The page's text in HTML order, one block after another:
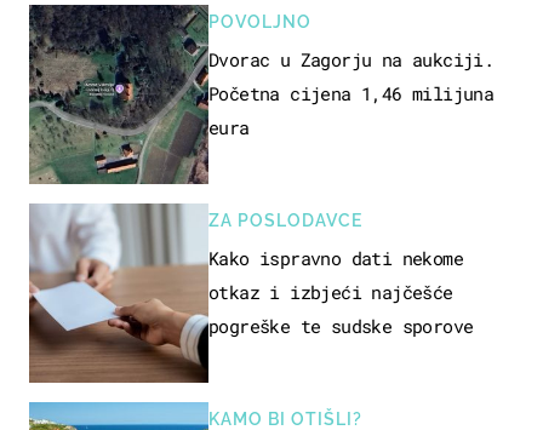
POVOLJNO
Dvorac u Zagorju na aukciji.
Početna cijena 1,46 milijuna
eura
ZA POSLODAVCE
Kako ispravno dati nekome
otkaz i izbjeći najčešće
pogreške te sudske sporove
KAMO BI OTIŠLI?